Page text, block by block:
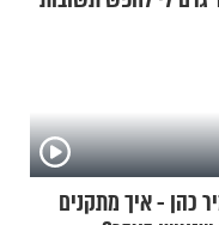
כהן - איך מתקנים